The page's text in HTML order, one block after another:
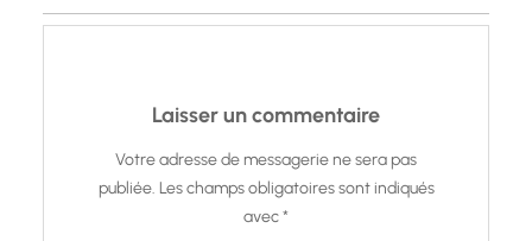
Laisser un commentaire
Votre adresse de messagerie ne sera pas
publiée. Les champs obligatoires sont indiqués
avec*